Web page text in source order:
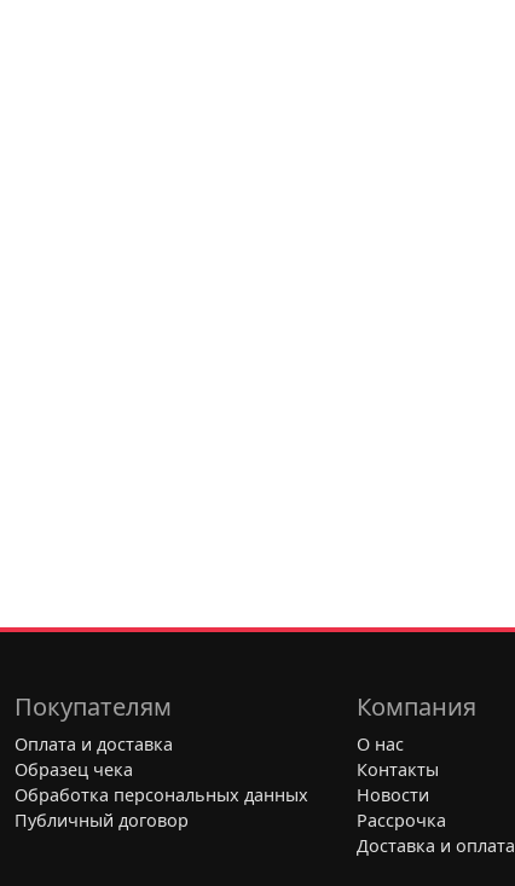
Покупателям
Оплата и доставка
Образец чека
Обработка персональных данных
Публичный договор
Компания
О нас
Контакты
Новости
Рассрочка
Доставка и оплата